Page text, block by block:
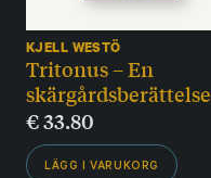
KJELL WESTÖ
Tritonus – En
skärgårdsberättelse
€33.80
LÄGG I VARUKORG